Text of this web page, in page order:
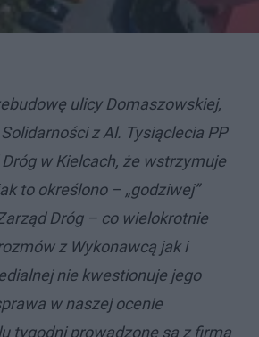
ulicy Domaszowskiej,
z Al. Tysiąclecia PP
w Kielcach, że wstrzymuje
to określono – „godziwej”
Dróg – co wielokrotnie
z Wykonawcą jak i
nie kwestionuje jego
w naszej ocenie
tygodni prowadzone są z firmą